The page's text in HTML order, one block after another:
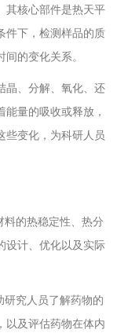
其核心部件是热天平
件下，检测样品的质
的变化关系。
、分解、氧化、还
量的吸收或释放，
些变化，为科研人员
的热稳定性、热分
设计、优化以及实际
究人员了解药物的
以及评估药物在体内